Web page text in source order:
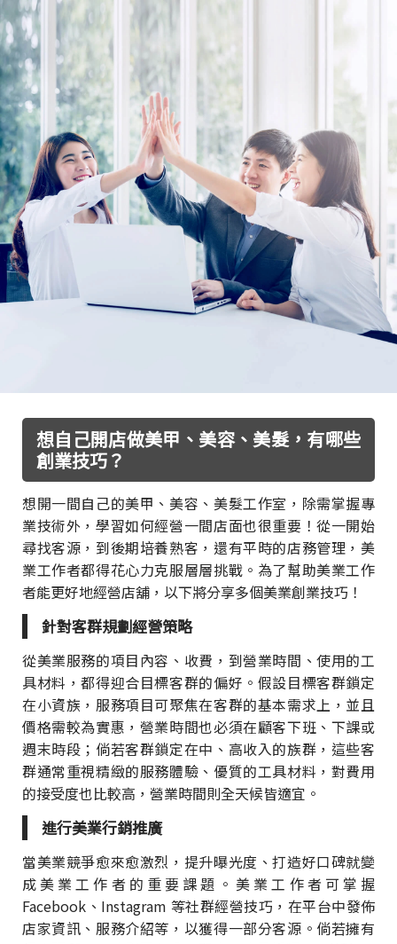
想自己開店做美甲、美容、美髮，有哪些
創業技巧？
想開一間自己的美甲、美容、美髮工作室，除需掌握專
業技術外，學習如何經營一間店面也很重要！從一開始
尋找客源，到後期培養熟客，還有平時的店務管理，美
業工作者都得花心力克服層層挑戰。為了幫助美業工作
者能更好地經營店舖，以下將分享多個美業創業技巧！
針對客群規劃經營策略
從美業服務的項目內容、收費，到營業時間、使用的工
具材料，都得迎合目標客群的偏好。假設目標客群鎖定
在小資族，服務項目可聚焦在客群的基本需求上，並且
價格需較為實惠，營業時間也必須在顧客下班、下課或
週末時段；倘若客群鎖定在中、高收入的族群，這些客
群通常重視精緻的服務體驗、優質的工具材料，對費用
的接受度也比較高，營業時間則全天候皆適宜。
進行美業行銷推廣
當美業競爭愈來愈激烈，提升曝光度、打造好口碑就變
成美業工作者的重要課題。美業工作者可掌握
Facebook、Instagram 等社群經營技巧，在平台中發佈
店家資訊、服務介紹等，以獲得一部分客源。倘若擁有